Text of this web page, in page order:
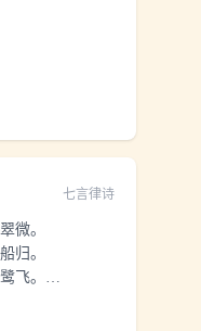
七言律诗
微。
归。
飞。
机？